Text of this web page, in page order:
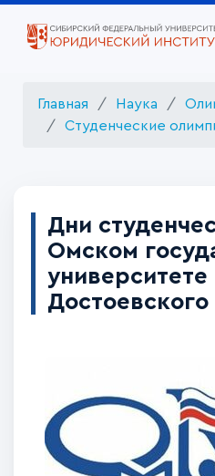
Главная Наука
Студенческие
Дни
Омском
Достоевского